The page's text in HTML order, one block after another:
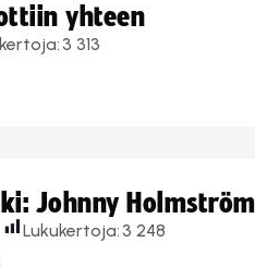
yhteen
3 313
Johnny Holmström
Lukukertoja: 3 248